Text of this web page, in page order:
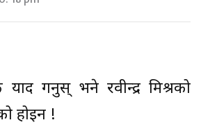
गर्नुस् भने रवीन्द्र मिश्रको
होइन !